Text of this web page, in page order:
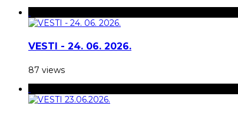
VESTI - 24. 06. 2026.
87 views